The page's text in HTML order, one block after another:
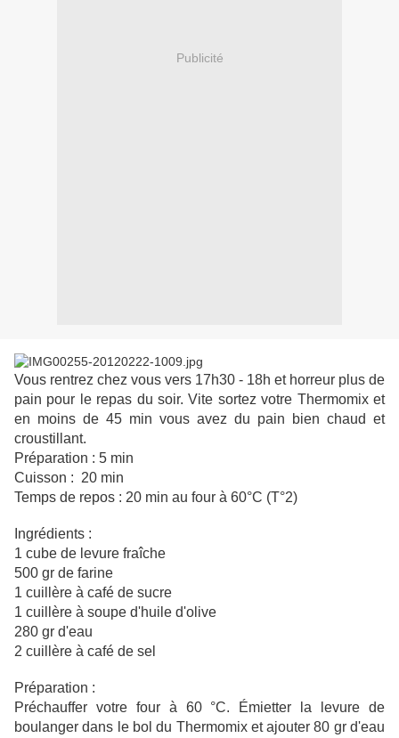
Publicité
Vous rentrez chez vous vers 17h30 - 18h et horreur plus de
pain pour le repas du soir. Vite sortez votre Thermomix et
en moins de 45 min vous avez du pain bien chaud et
croustillant.
Préparation : 5 min
Cuisson : 20 min
Temps de repos : 20 min au four à 60°C (T°2)
Ingrédients :
1 cube de levure fraîche
500 gr de farine
1 cuillère à café de sucre
1 cuillère à soupe d'huile d'olive
280 gr d'eau
2 cuillère à café de sel
Préparation :
Préchauffer votre four à 60 °C. Émietter la levure de
boulanger dans le bol du Thermomix et ajouter 80 gr d'eau